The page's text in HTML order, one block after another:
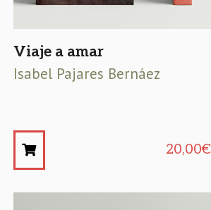
Viaje a amar
Isabel Pajares Bernáez
20,00€